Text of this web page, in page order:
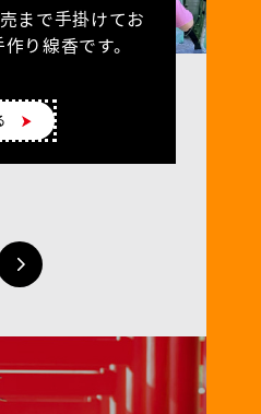
まで手掛けてお
り線香です。